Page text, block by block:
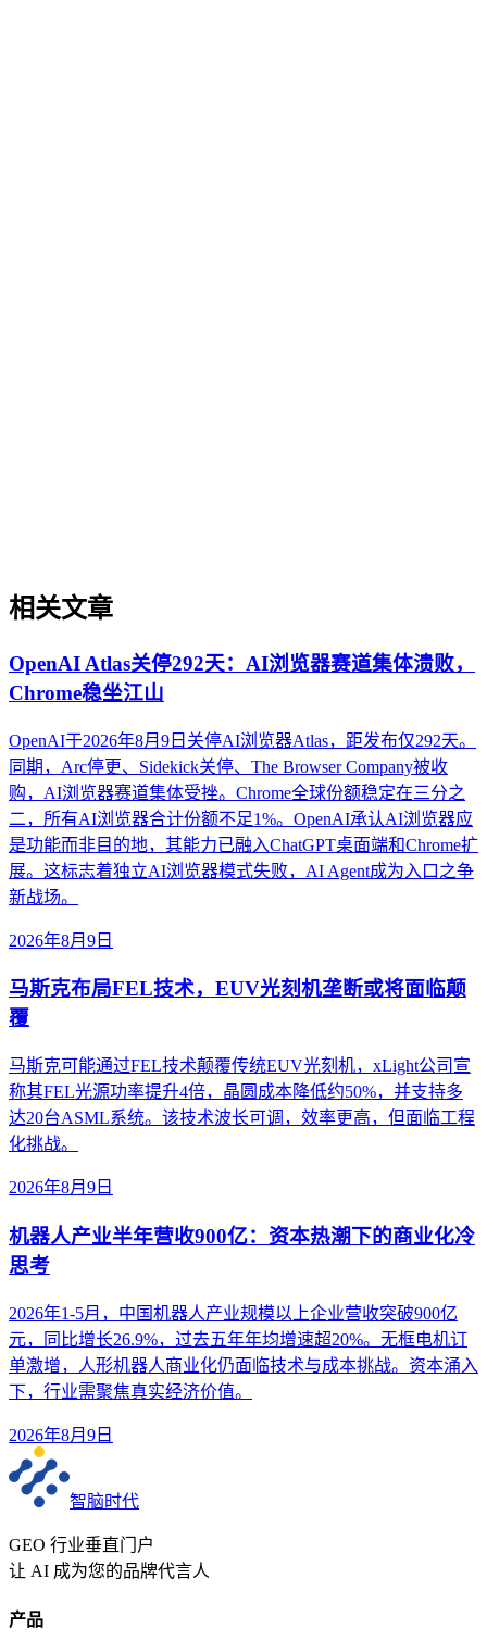
相关文章
OpenAI Atlas关停292天：AI浏览器赛道集体溃败，
Chrome稳坐江山
OpenAI于2026年8月9日关停AI浏览器Atlas，距发布仅292天。
同期，Arc停更、Sidekick关停、The Browser Company被收
购，AI浏览器赛道集体受挫。Chrome全球份额稳定在三分之
二，所有AI浏览器合计份额不足1%。OpenAI承认AI浏览器应
是功能而非目的地，其能力已融入ChatGPT桌面端和Chrome扩
展。这标志着独立AI浏览器模式失败，AI Agent成为入口之争
新战场。
2026年8月9日
马斯克布局FEL技术，EUV光刻机垄断或将面临颠
覆
马斯克可能通过FEL技术颠覆传统EUV光刻机，xLight公司宣
称其FEL光源功率提升4倍，晶圆成本降低约50%，并支持多
达20台ASML系统。该技术波长可调，效率更高，但面临工程
化挑战。
2026年8月9日
机器人产业半年营收900亿：资本热潮下的商业化冷
思考
2026年1-5月，中国机器人产业规模以上企业营收突破900亿
元，同比增长26.9%，过去五年年均增速超20%。无框电机订
单激增，人形机器人商业化仍面临技术与成本挑战。资本涌入
下，行业需聚焦真实经济价值。
2026年8月9日
智脑时代
GEO 行业垂直门户
让 AI 成为您的品牌代言人
产品